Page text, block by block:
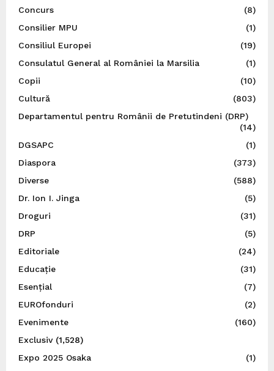
Concurs
(8)
Consilier MPU
(1)
Consiliul Europei
(19)
Consulatul General al României la Marsilia
(1)
Copii
(10)
Cultură
(803)
Departamentul pentru Românii de Pretutindeni (DRP)
(14)
DGSAPC
(1)
Diaspora
(373)
Diverse
(588)
Dr. Ion I. Jinga
(5)
Droguri
(31)
DRP
(5)
Editoriale
(24)
Educație
(31)
Esențial
(7)
EUROfonduri
(2)
Evenimente
(160)
Exclusiv(1,528)
Expo 2025 Osaka
(1)